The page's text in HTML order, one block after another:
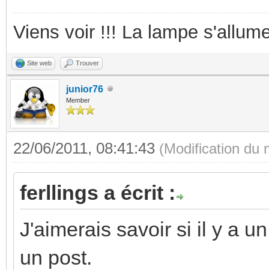
Viens voir !!! La lampe
Site web Trouver
junior76
Member
22/06/2011, 08:41:43 (Modification du
ferllings a écrit :
J'aimerais savoir si il y a
un post.